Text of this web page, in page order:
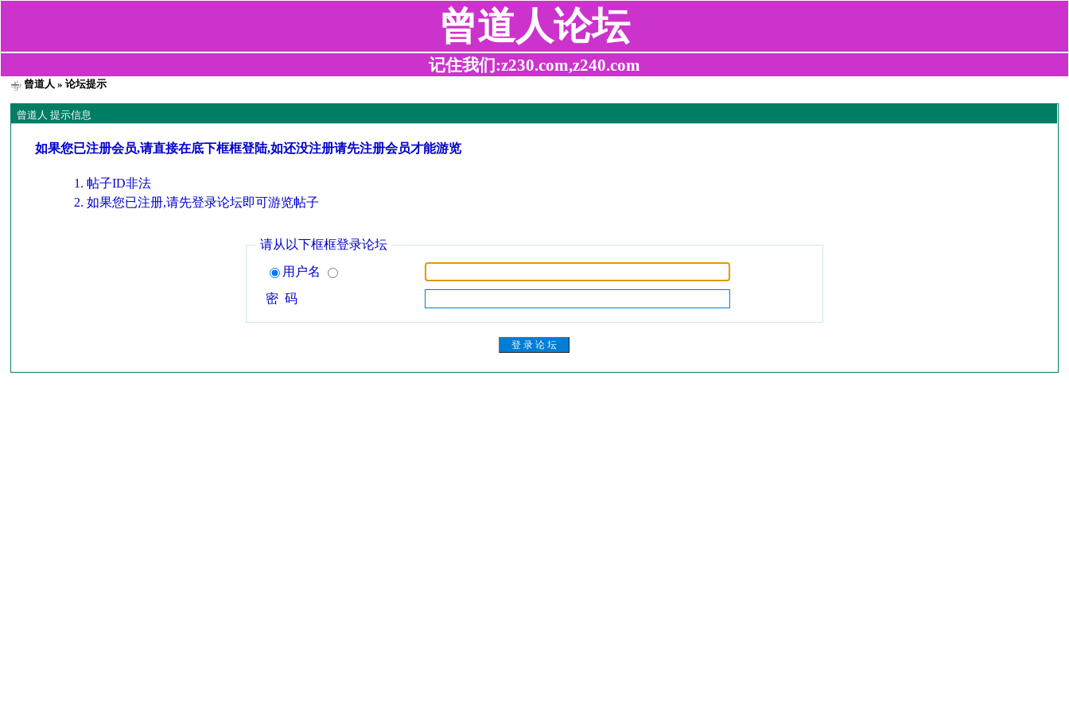
曾道人论坛
记住我们:z230.com,z240.com
曾道人 » 论坛提示
曾道人 提示信息
如果您已注册会员,请直接在底下框框登陆,如还没注册请先注册会员才能游览
帖子ID非法
如果您已注册,请先登录论坛即可游览帖子
请从以下框框登录论坛
用户名
密 码